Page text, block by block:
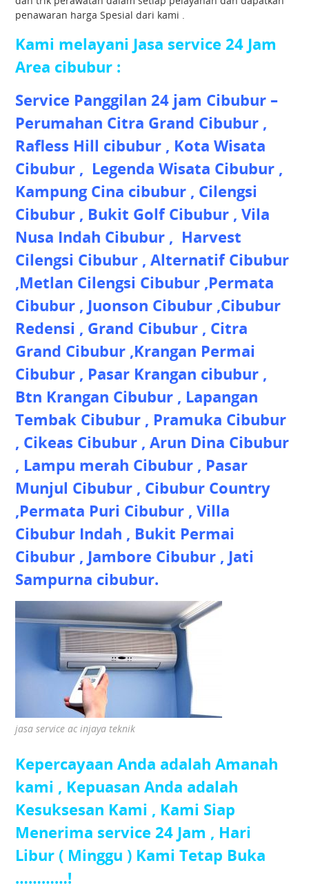
penawaran harga Spesial dari kami .
Kami melayani Jasa service 24 Jam
Area cibubur :
Service Panggilan 24 jam Cibubur –
Perumahan Citra Grand Cibubur ,
Rafless Hill cibubur , Kota Wisata
Cibubur , Legenda Wisata Cibubur ,
Kampung Cina cibubur , Cilengsi
Cibubur , Bukit Golf Cibubur , Vila
Nusa Indah Cibubur , Harvest
Cilengsi Cibubur , Alternatif Cibubur
,Metlan Cilengsi Cibubur ,Permata
Cibubur , Juonson Cibubur ,Cibubur
Redensi , Grand Cibubur , Citra
Grand Cibubur ,Krangan Permai
Cibubur , Pasar Krangan cibubur ,
Btn Krangan Cibubur , Lapangan
Tembak Cibubur , Pramuka Cibubur
, Cikeas Cibubur , Arun Dina Cibubur
, Lampu merah Cibubur , Pasar
Munjul Cibubur , Cibubur Country
,Permata Puri Cibubur , Villa
Cibubur Indah , Bukit Permai
Cibubur , Jambore Cibubur , Jati
Sampurna cibubur.
jasa service ac injaya teknik
Kepercayaan Anda adalah Amanah
kami , Kepuasan Anda adalah
Kesuksesan Kami , Kami Siap
Menerima service 24 Jam , Hari
Libur ( Minggu ) Kami Tetap Buka
…………!